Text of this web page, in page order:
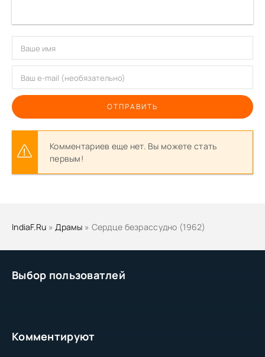
Выбор пользоватлей
Комментируют
ОТПРАВИТЬ
Комментариев еще нет. Вы можете стать
первым!
IndiaF.Ru » Драмы » Сердце безрассудно (1962)